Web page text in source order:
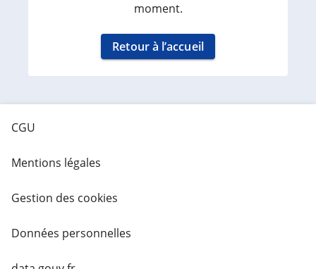
moment.
Retour à l’accueil
CGU
Mentions légales
Gestion des cookies
Données personnelles